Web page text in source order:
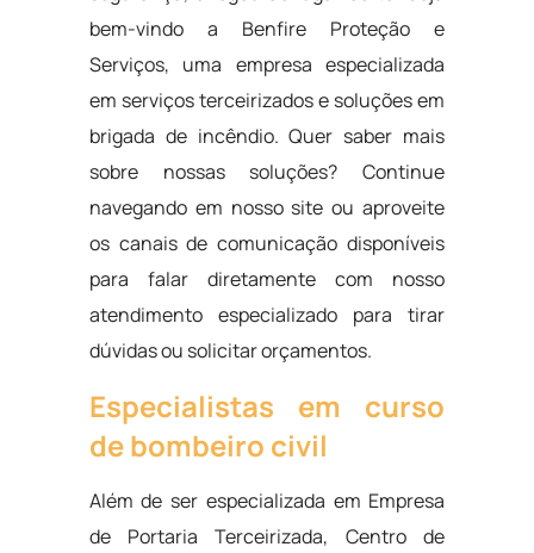
bem-vindo a Benfire Proteção e
Serviços, uma empresa especializada
em serviços terceirizados e soluções em
brigada de incêndio. Quer saber mais
sobre nossas soluções? Continue
navegando em nosso site ou aproveite
os canais de comunicação disponíveis
para falar diretamente com nosso
atendimento especializado para tirar
dúvidas ou solicitar orçamentos.
Especialistas em curso
de bombeiro civil
Além de ser especializada em Empresa
de Portaria Terceirizada, Centro de